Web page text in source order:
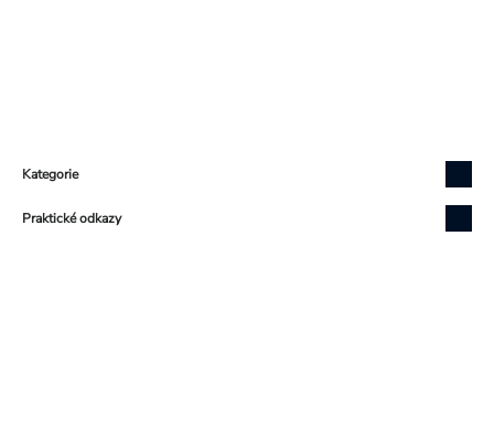
Kategorie
Praktické odkazy